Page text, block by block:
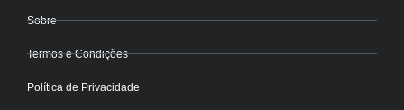
Sobre
Termos e Condições
Política de Privacidade